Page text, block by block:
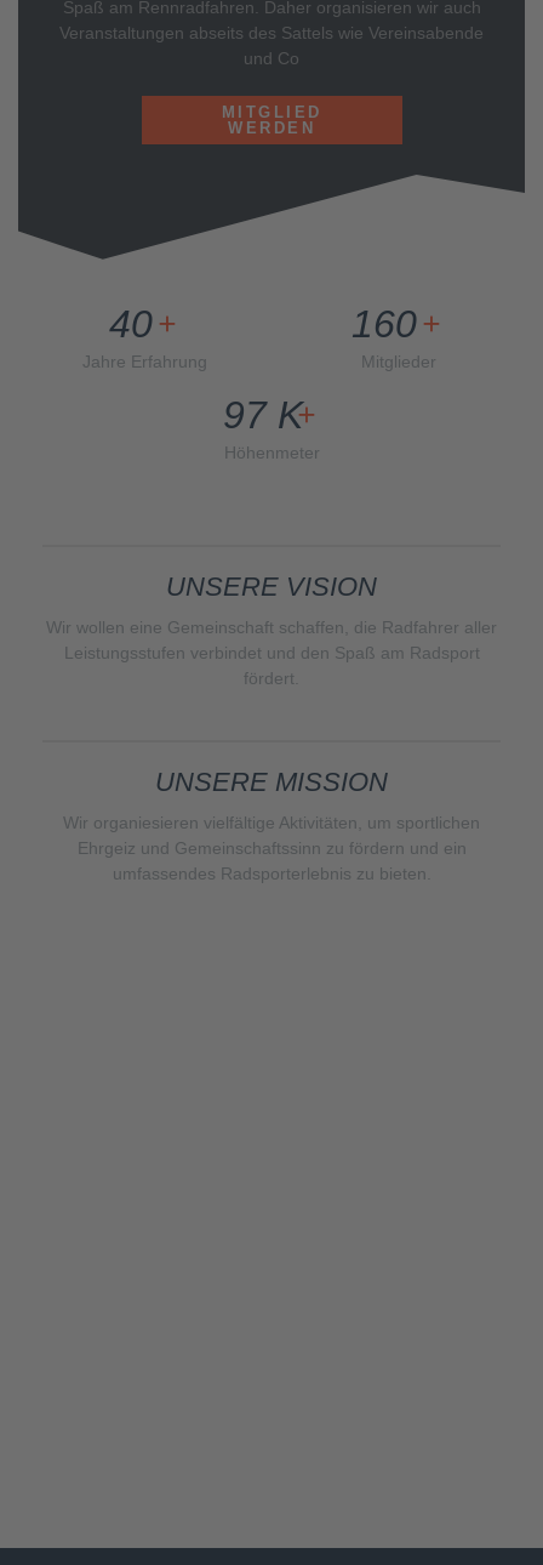
Spaß am Rennradfahren. Daher organisieren wir auch
Veranstaltungen abseits des Sattels wie Vereinsabende
und Co
MITGLIED
WERDEN
40+
Jahre Erfahrung
160+
Mitglieder
97 K+
Höhenmeter
UNSERE VISION
Wir wollen eine Gemeinschaft schaffen, die Radfahrer aller
Leistungsstufen verbindet und den Spaß am Radsport
fördert.
UNSERE MISSION
Wir organiesieren vielfältige Aktivitäten, um sportlichen
Ehrgeiz und Gemeinschaftssinn zu fördern und ein
umfassendes Radsporterlebnis zu bieten.